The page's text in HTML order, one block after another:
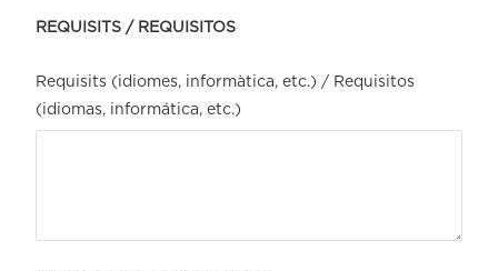
REQUISITS / REQUISITOS
Requisits (idiomes, informàtica, etc.) / Requisitos
(idiomas, informática, etc.)